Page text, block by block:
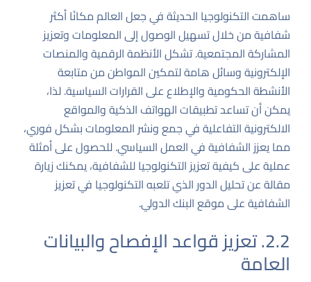
ساهمت التكنولوجيا الحديثة في جعل العالم مكانًا أكثر
شفافية من خلال تسهيل الوصول إلى المعلومات وتعزيز
المشاركة المجتمعية. تشكل الأنظمة الرقمية والمنصات
الإلكترونية وسائل هامة لتمكين المواطن من متابعة
الأنشطة الحكومية والإطلاع على القرارات السياسية. لذا،
يمكن أن تساعد تطبيقات الهواتف الذكية والمواقع
الالكترونية التفاعلية في جمع ونشر المعلومات بشكل فوري،
مما يعزز الشفافية في العمل السياسي. للحصول على أمثلة
عملية على كيفية تعزيز التكنولوجيا للشفافية، يمكنك زيارة
مقالة عن تحليل الدور الذي تلعبه التكنولوجيا في تعزيز
الشفافيةعلى موقع البنك الدولي.
2.2. تعزيز قواعد الإفصاح والبيانات
العامة